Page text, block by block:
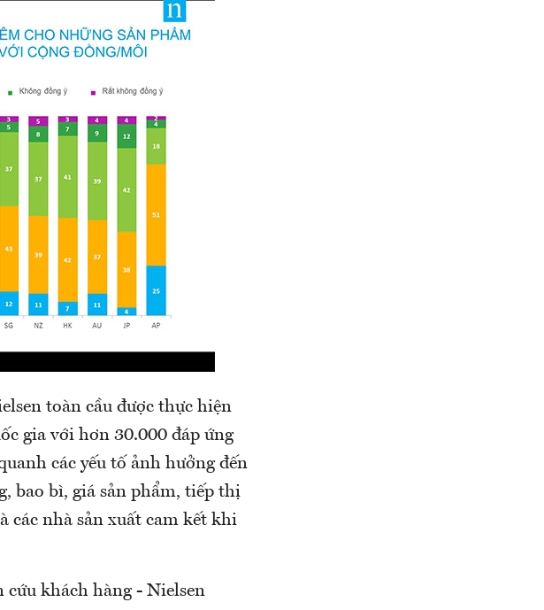
toàn cầu được thực hiện
gia với hơn 30.000 đáp ứng
các yếu tố ảnh hưởng đến
bao bì, giá sản phẩm, tiếp thị
các nhà sản xuất cam kết khi
cứu khách hàng - Nielsen